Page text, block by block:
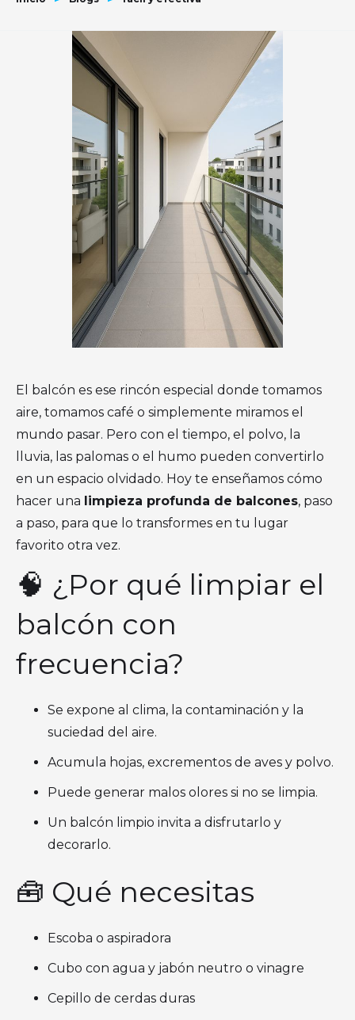
El balcón es ese rincón especial donde tomamos
aire, tomamos café o simplemente miramos el
mundo pasar. Pero con el tiempo, el polvo, la
lluvia, las palomas o el humo pueden convertirlo
en un espacio olvidado. Hoy te enseñamos cómo
hacer una limpieza profunda de balcones, paso
a paso, para que lo transformes en tu lugar
favorito otra vez.
🧠 ¿Por qué limpiar el
balcón con
frecuencia?
Se expone al clima, la contaminación y la
suciedad del aire.
Acumula hojas, excrementos de aves y polvo.
Puede generar malos olores si no se limpia.
Un balcón limpio invita a disfrutarlo y
decorarlo.
🧰 Qué necesitas
Escoba o aspiradora
Cubo con agua y jabón neutro o vinagre
Cepillo de cerdas duras